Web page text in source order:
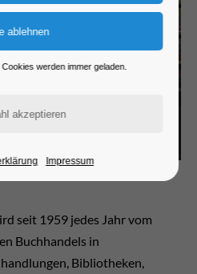
seit 1959 jedes Jahr vom
Buchhandels in
Bibliotheken,
werden immer geladen.
Impressum